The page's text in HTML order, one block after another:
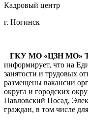
Кадровый центр
г. Ногинск
ГКУ МО «ЦЗН МО»
информирует, что на
занятости и трудовых
размещены вакансии
округа и городских
Павловский Посад,
граждан, в том числе